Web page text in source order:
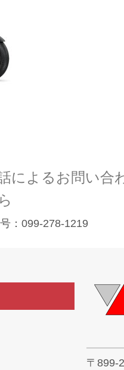
によるお問い合
：099-278-1219
〒899-